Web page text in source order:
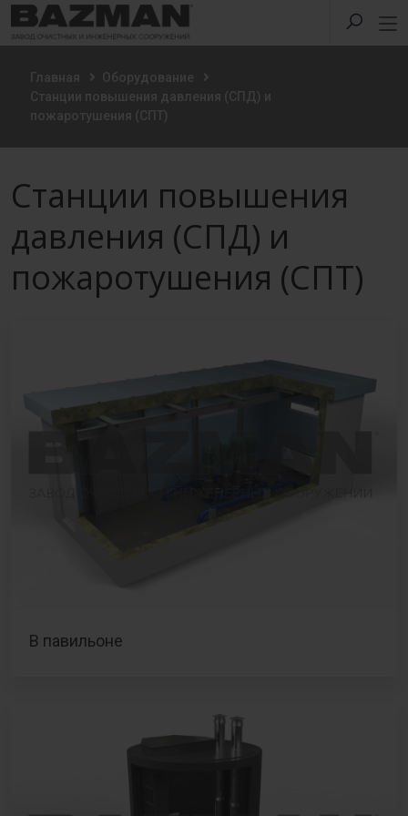
Главная
Оборудование
Станции повышения давления (СПД) и
пожаротушения (СПТ)
Станции повышения
давления (СПД) и
пожаротушения (СПТ)
В павильоне